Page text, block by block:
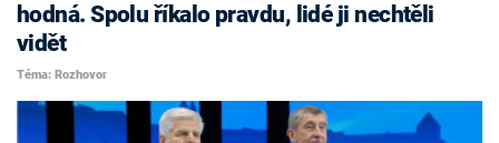
hodná. Spolu říkalo pravdu, lidé ji nechtěli
vidět
Téma: Rozhovor